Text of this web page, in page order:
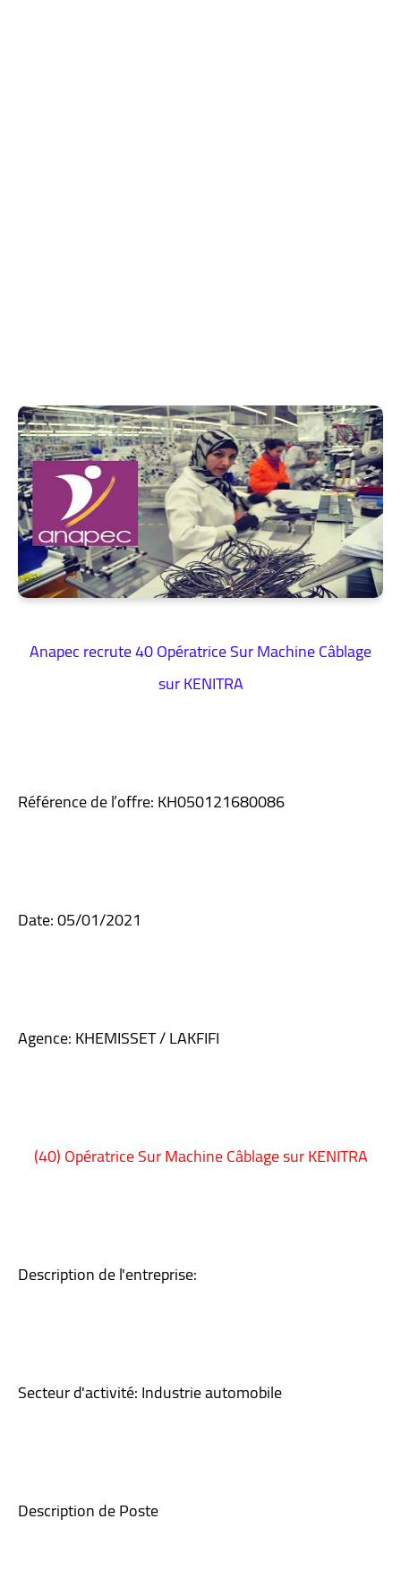
Anapec recrute 40 Opératrice Sur Machine Câblage
sur KENITRA
Référence de l’offre: KH050121680086
Date: 05/01/2021
Agence: KHEMISSET / LAKFIFI
(40) Opératrice Sur Machine Câblage sur KENITRA
Description de l'entreprise:
Secteur d'activité: Industrie automobile
Description de Poste